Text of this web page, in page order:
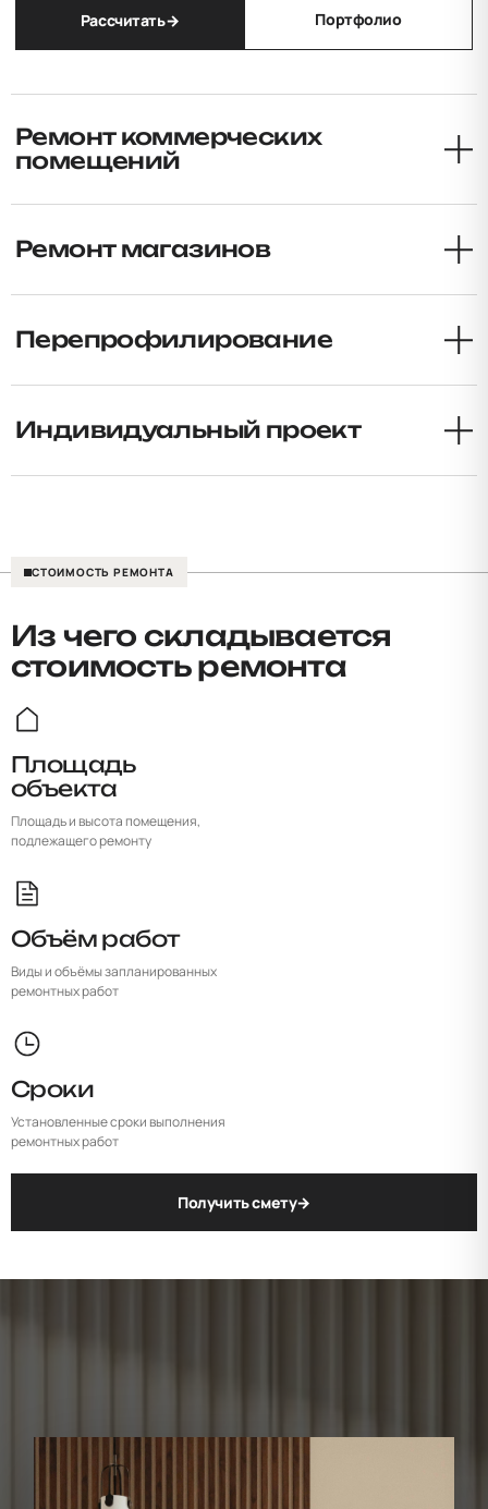
Рассчитать→ Портфолио
Ремонт коммерческих
помещений
→
Ремонт магазинов
→
Перепрофилирование
→
Индивидуальный проект
→
СТОИМОСТЬ РЕМОНТА
Из чего складывается
стоимость ремонта
Площадь
объекта
Площадь и высота помещения,
подлежащего ремонту
Объём работ
Виды и объёмы запланированных
ремонтных работ
Сроки
Установленные сроки выполнения
ремонтных работ
Получить смету→